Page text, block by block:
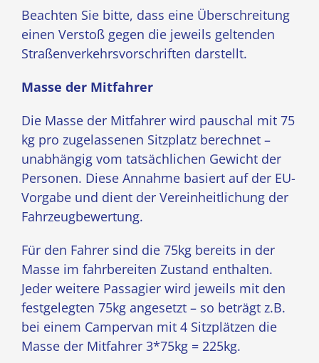
Beachten Sie bitte, dass eine Überschreitung
einen Verstoß gegen die jeweils geltenden
Straßenverkehrsvorschriften darstellt.
Masse der Mitfahrer
Die Masse der Mitfahrer wird pauschal mit 75
kg pro zugelassenen Sitzplatz berechnet –
unabhängig vom tatsächlichen Gewicht der
Personen. Diese Annahme basiert auf der EU-
Vorgabe und dient der Vereinheitlichung der
Fahrzeugbewertung.
Für den Fahrer sind die 75kg bereits in der
Masse im fahrbereiten Zustand enthalten.
Jeder weitere Passagier wird jeweils mit den
festgelegten 75kg angesetzt – so beträgt z.B.
bei einem Campervan mit 4 Sitzplätzen die
Masse der Mitfahrer 3*75kg = 225kg.